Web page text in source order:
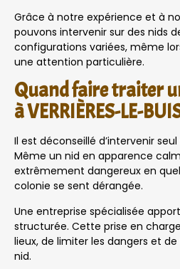
Grâce à notre expérience et à
pouvons intervenir sur des nids
configurations variées, même
une attention particulière.
Quand faire traiter
à VERRIÈRES-LE-
Il est déconseillé d’intervenir
Même un nid en apparence
extrêmement dangereux en
colonie se sent dérangée.
Une entreprise spécialisée
structurée. Cette prise en
lieux, de limiter les dangers et
nid.